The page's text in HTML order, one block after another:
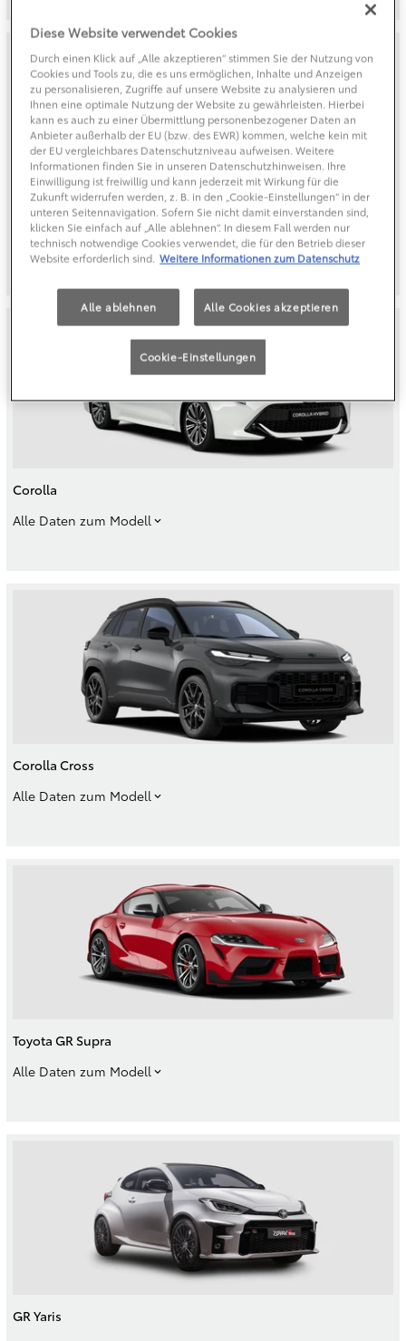
Toyota bZ4X Touring
Alle Daten zum Modell
Corolla
Alle Daten zum Modell
Corolla Cross
Alle Daten zum Modell
Toyota GR Supra
Alle Daten zum Modell
GR Yaris
Diese Website verwendet Cookies
Durch einen Klick auf „Alle akzeptieren“ stimmen Sie der Nutzung von
Cookies und Tools zu, die es uns ermöglichen, Inhalte und Anzeigen
zu personalisieren, Zugriffe auf unsere Website zu analysieren und
Ihnen eine optimale Nutzung der Website zu gewährleisten. Hierbei
kann es auch zu einer Übermittlung personenbezogener Daten an
Anbieter außerhalb der EU (bzw. des EWR) kommen, welche kein mit
der EU vergleichbares Datenschutzniveau aufweisen. Weitere
Informationen finden Sie in unseren Datenschutzhinweisen. Ihre
Einwilligung ist freiwillig und kann jederzeit mit Wirkung für die
Zukunft widerrufen werden, z. B. in den „Cookie-Einstellungen“ in der
unteren Seitennavigation. Sofern Sie nicht damit einverstanden sind,
klicken Sie einfach auf „Alle ablehnen“. In diesem Fall werden nur
technisch notwendige Cookies verwendet, die für den Betrieb dieser
Website erforderlich sind. Weitere Informationen zum Datenschutz
Alle ablehnen Alle Cookies akzeptieren
Cookie-Einstellungen